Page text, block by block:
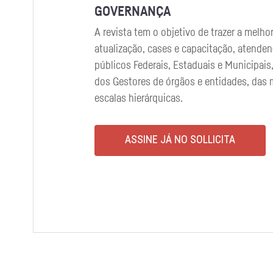
GOVERNANÇA
A revista tem o objetivo de trazer a
atualização, cases e capacitação,
públicos Federais, Estaduais e
dos Gestores de órgãos e entidades, das
escalas hierárquicas.
LICICON
Publicação técnica mensal, com
exclusivo sobre licitações e contratos.
NEGÓCIOS PÚBLICOS
Destinada aos setores públicos Federal,
Municipais, contém temas de extrema
prática dos servidores na área de
públicas.
O PREGOEIRO
Para os pregoeiros e equipe de apoio que
ferramenta eficaz de atualização e
O Pregoeiro é um guia útil com foco na
licitatória do tipo pregão.
ASSINE JÁ NO SOLLICITA